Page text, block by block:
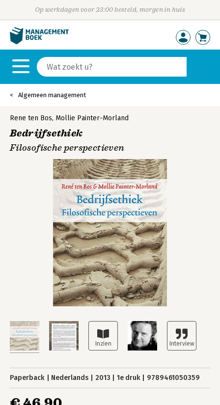
Op werkdagen voor 23:00 besteld, morgen in huis
Algemeen management
Rene ten Bos, Mollie Painter-Morland
Bedrijfsethiek
Filosofische perspectieven
Paperback Nederlands 2013 1e druk 9789461050359